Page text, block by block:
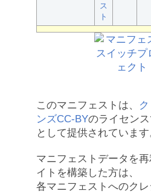
ス
ト
このマニフェストは、
ンズCC-BYのライセン
として提供されています
マニフェストデータを
イトを構築した方は、
各マニフェストへのク